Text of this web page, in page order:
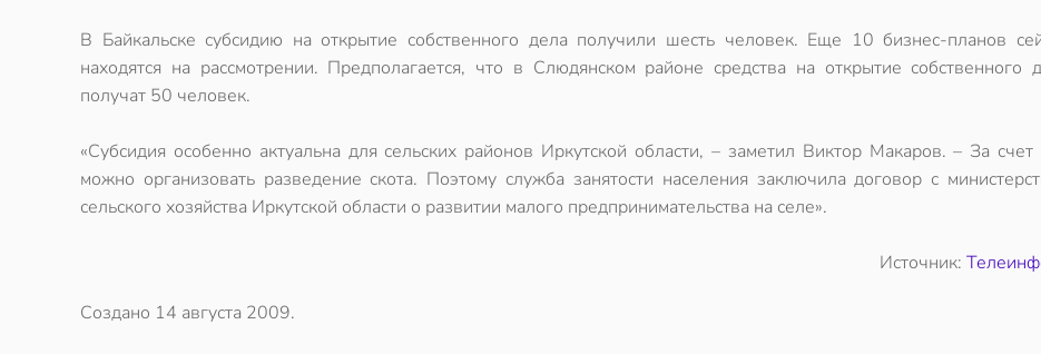
В Байкальске субсидию на открытие собственного дела получили шесть человек. Еще 10 бизнес-планов
находятся на рассмотрении. Предполагается, что в Слюдянском районе средства на открытие собственного
получат 50 человек.
«Субсидия особенно актуальна для сельских районов Иркутской области, – заметил Виктор Макаров. – За счет
можно организовать разведение скота. Поэтому служба занятости населения заключила договор с
сельского хозяйства Иркутской области о развитии малого предпринимательства на селе».
Источник:
Создано 14 августа 2009.